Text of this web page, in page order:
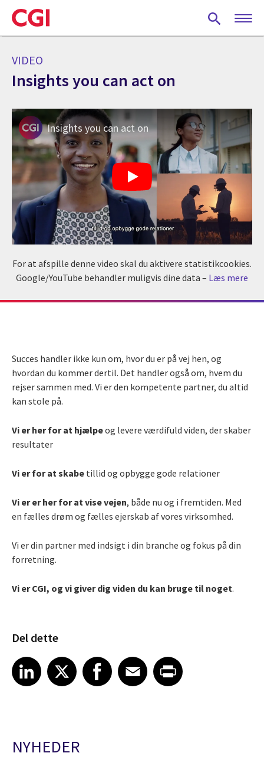
Skip
to
main
VIDEO
Insights you can act on
Insights you can act on
For at afspille denne video skal du aktivere statistikcookies.
Google/YouTube behandler muligvis dine data – Læs mere
Succes handler ikke kun om, hvor du er på vej hen, og
hvordan du kommer dertil. Det handler også om, hvem du
rejser sammen med. Vi er den kompetente partner, du altid
kan stole på.
Vi er her for at hjælpeog levere værdifuld viden, der skaber
resultater
Vi er for at skabe tillid og opbygge gode relationer
Vi er er her for at vise vejen, både nu og i fremtiden. Med
en fælles drøm og fælles ejerskab af vores virksomhed.
Vi er din partner med indsigt i din branche og fokus på din
forretning.
Vi er CGI, og vi giver dig viden du kan bruge til noget.
Del dette
Share article on LinkedIn
LinkedIn
Share article on XShare article on Facebook
Facebook
Share article on Email
EmailShare article on Print
NYHEDER